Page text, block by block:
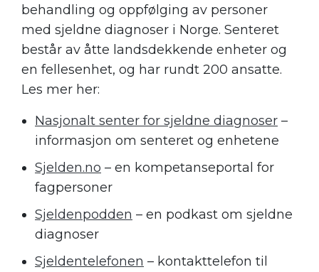
behandling og oppfølging av personer
med sjeldne diagnoser i Norge. Senteret
består av åtte landsdekkende enheter og
en fellesenhet, og har rundt 200 ansatte.
Les mer her:
Nasjonalt senter for sjeldne diagnoser –
informasjon om senteret og enhetene
Sjelden.no – en kompetanseportal for
fagpersoner
Sjeldenpodden – en podkast om sjeldne
diagnoser
Sjeldentelefonen – kontakttelefon til